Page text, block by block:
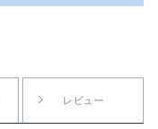
レビュー